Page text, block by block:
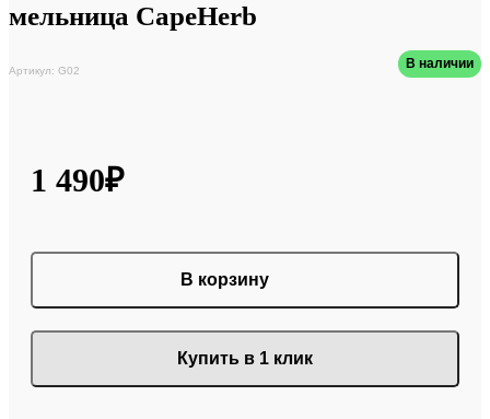
мельница CapeHerb
Артикул: G02 В наличии
1 490₽
В корзину
Купить в 1 клик